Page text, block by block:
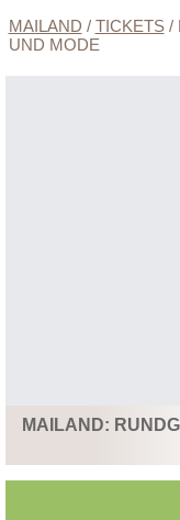
MAILAND / TICKETS/
UND MODE
MAILAND: